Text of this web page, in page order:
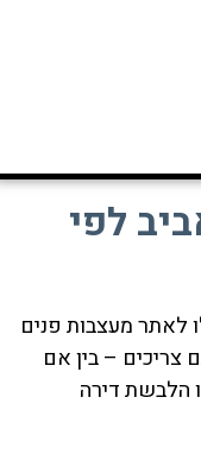
לפי
לאתר מעצבות פנים
– בין אם
הלבשת דירה